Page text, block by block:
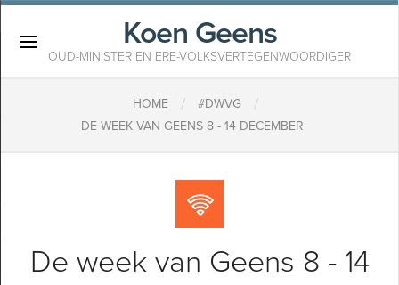
Koen Geens
OUD-MINISTER EN ERE-VOLKSVERTEGENWOORDIGER
HOME / #DWVG /
DE WEEK VAN GEENS 8 - 14 DECEMBER
De week van Geens 8 - 14